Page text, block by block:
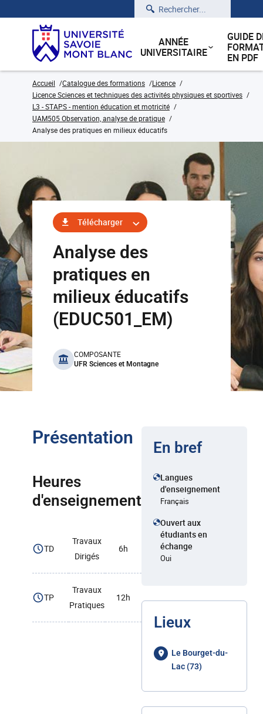
Rechercher
ANNÉE
UNIVERSITAIRE
GUIDE
EN PDF
Accueil Catalogue des formations
Licence
Licence Sciences et techniques des activités physiques et sportives
L3 - STAPS - mention éducation et motricité
UAM505 Observation, analyse de pratique
Analyse des pratiques en milieux éducatifs
Télécharger
Analyse des
pratiques en
milieux éducatifs
(EDUC501_EM)
benefits
COMPOSANTE
UFR Sciences et Montagne
Présentation
Heures
d'enseignement
TD
Travaux
Dirigés
6h
TP
Travaux
Pratiques
12h
En bref
Langues
d'enseignement
Français
Ouvert aux
étudiants en
échange
Oui
Lieux
Le Bourget-du-
Lac (73)